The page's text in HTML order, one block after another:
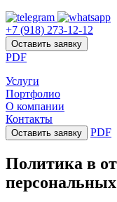
+7 (918) 273-12-12
Оставить заявку
PDF
Услуги
Портфолио
О компании
Контакты
Оставить заявку PDF
Политика в